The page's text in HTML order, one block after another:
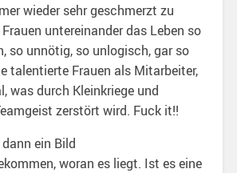
wieder sehr geschmerzt zu
untereinander das Leben so
so unnötig, so unlogisch, gar so
talentierte Frauen als Mitarbeiter,
was durch Kleinkriege und
zerstört wird. Fuck it!!
ein Bild
woran es liegt. Ist es eine